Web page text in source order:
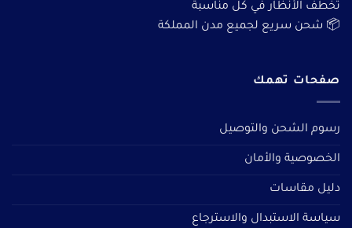
تخطف الأنظار في كل مناسبة
📦 شحن سريع لجميع مدن المملكة
صفحات تهمك
رسوم الشحن والتوصيل
الخصوصية والأمان
دليل مقاسات
سياسة الاستبدال والاسترجاع